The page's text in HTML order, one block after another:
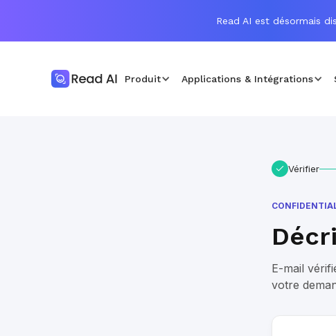
Read AI est désormais
Produit Applications & Intégrations
Vérifier
E-mail
votre